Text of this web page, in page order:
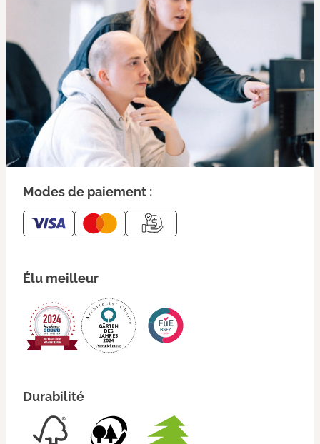
Modes de paiement :
Élu meilleur
Durabilité